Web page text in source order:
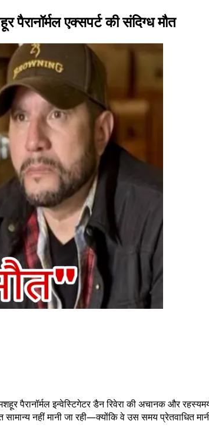
एक्सपर्ट की संदिग्ध मौत
पैरानॉर्मल इन्वेस्टिगेटर डैन रिवेरा की अचानक और
नहीं मानी जा रही—क्योंकि वे उस समय प्रेतवाधित